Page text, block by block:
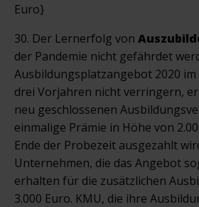
Euro}
30. Der Lernerfolg von
der Pandemie nicht gefährdet
Ausbildungsplatzangebot 2020 im
drei Vorjahren nicht verringern,
neu geschlossenen
einmalige Prämie in Höhe von
Ende der Probezeit ausgezahlt
Unternehmen, die das Angebot
erhalten für die zusätzlichen
3.000 Euro. KMU, die ihre